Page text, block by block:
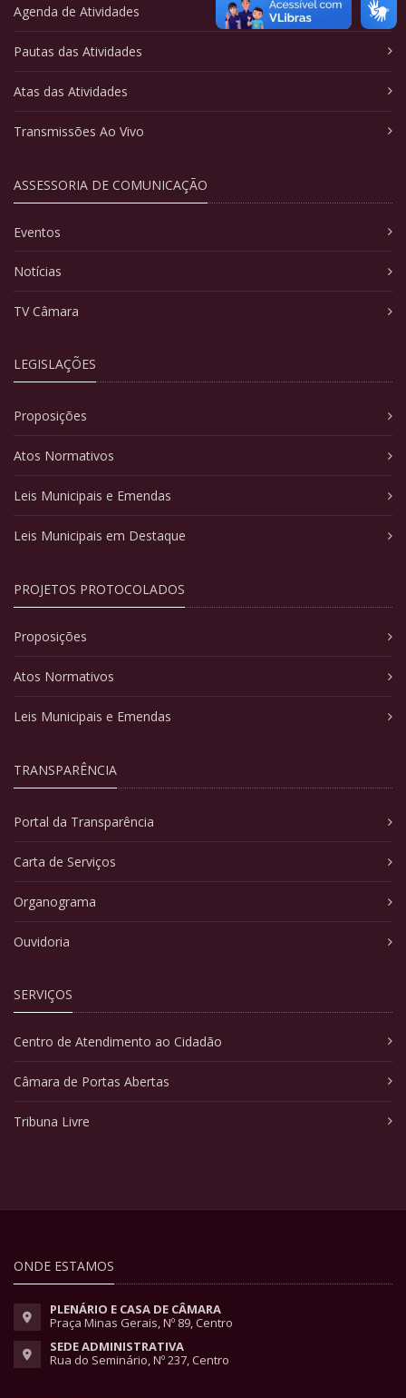
Agenda de Atividades
Pautas das Atividades
Atas das Atividades
Transmissões Ao Vivo
ASSESSORIA DE COMUNICAÇÃO
Eventos
Notícias
TV Câmara
LEGISLAÇÕES
Proposições
Atos Normativos
Leis Municipais e Emendas
Leis Municipais em Destaque
PROJETOS PROTOCOLADOS
Proposições
Atos Normativos
Leis Municipais e Emendas
TRANSPARÊNCIA
Portal da Transparência
Carta de Serviços
Organograma
Ouvidoria
SERVIÇOS
Centro de Atendimento ao Cidadão
Câmara de Portas Abertas
Tribuna Livre
ONDE ESTAMOS
PLENÁRIO E CASA DE CÂMARA
Praça Minas Gerais, Nº 89, Centro
SEDE ADMINISTRATIVA
Rua do Seminário, Nº 237, Centro